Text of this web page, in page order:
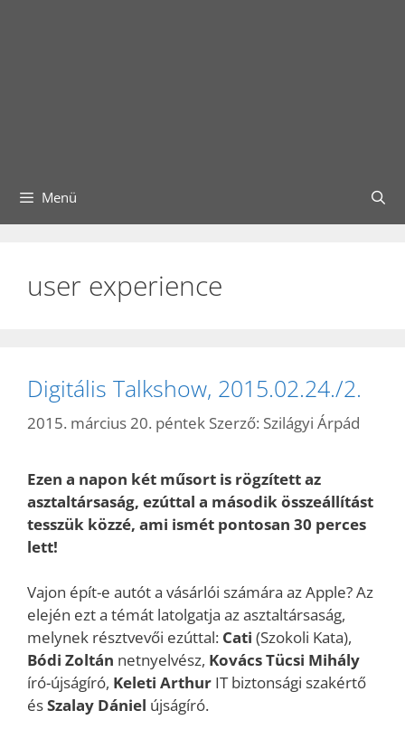
Menü
user experience
Digitális Talkshow, 2015.02.24./2.
2015. március 20. péntek Szerző: Szilágyi Árpád
Ezen a napon két műsort is rögzített az
asztaltársaság, ezúttal a második összeállítást
tesszük közzé, ami ismét pontosan 30 perces
lett!
Vajon épít-e autót a vásárlói számára az Apple? Az
elején ezt a témát latolgatja az asztaltársaság,
melynek résztvevői ezúttal: Cati (Szokoli Kata),
Bódi Zoltán netnyelvész, Kovács Tücsi Mihály
író-újságíró, Keleti Arthur IT biztonsági szakértő
ésSzalay Dániel újságíró.